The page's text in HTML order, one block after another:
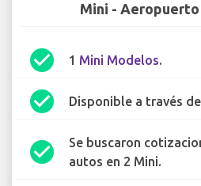
Mini - Aeropuerto
check_circle 1 Mini Modelos.
check_circle Disponible a través de
check_circle
Se buscaron
autos en 2 Mini.